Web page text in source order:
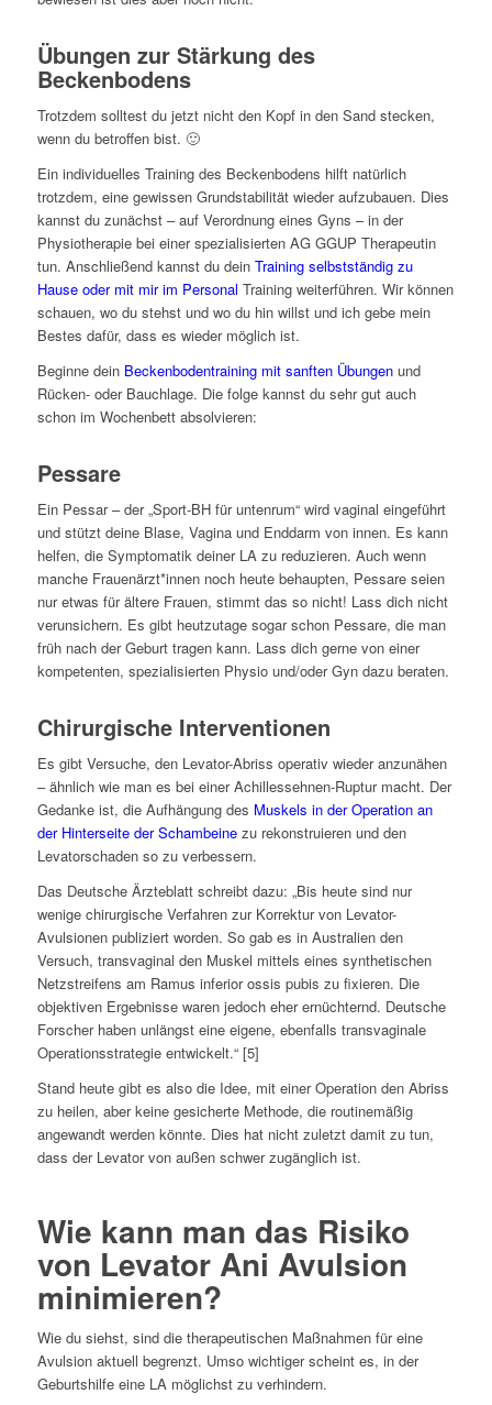
Übungen zur Stärkung des
Beckenbodens
Trotzdem solltest du jetzt nicht den Kopf in den Sand stecken,
wenn du betroffen bist. 🙂
Ein individuelles Training des Beckenbodens hilft natürlich
trotzdem, eine gewissen Grundstabilität wieder aufzubauen. Dies
kannst du zunächst – auf Verordnung eines Gyns – in der
Physiotherapie bei einer spezialisierten AG GGUP Therapeutin
tun. Anschließend kannst du dein Training selbstständig zu
Hause oder mit mir im Personal Training weiterführen. Wir können
schauen, wo du stehst und wo du hin willst und ich gebe mein
Bestes dafür, dass es wieder möglich ist.
Beginne dein Beckenbodentraining mit sanften Übungenund
Rücken- oder Bauchlage. Die folge kannst du sehr gut auch
schon im Wochenbett absolvieren:
Pessare
Ein Pessar – der „Sport-BH für untenrum“ wird vaginal eingeführt
und stützt deine Blase, Vagina und Enddarm von innen. Es kann
helfen, die Symptomatik deiner LA zu reduzieren. Auch wenn
manche Frauenärzt*innen noch heute behaupten, Pessare seien
nur etwas für ältere Frauen, stimmt das so nicht! Lass dich nicht
verunsichern. Es gibt heutzutage sogar schon Pessare, die man
früh nach der Geburt tragen kann. Lass dich gerne von einer
kompetenten, spezialisierten Physio und/oder Gyn dazu beraten.
Chirurgische Interventionen
Es gibt Versuche, den Levator-Abriss operativ wieder anzunähen
– ähnlich wie man es bei einer Achillessehnen-Ruptur macht. Der
Gedanke ist, die Aufhängung des Muskels in der Operation an
der Hinterseite der Schambeinezu rekonstruieren und den
Levatorschaden so zu verbessern.
Das Deutsche Ärzteblatt schreibt dazu: „Bis heute sind nur
wenige chirurgische Verfahren zur Korrektur von Levator-
Avulsionen publiziert worden. So gab es in Australien den
Versuch, transvaginal den Muskel mittels eines synthetischen
Netzstreifens am Ramus inferior ossis pubis zu fixieren. Die
objektiven Ergebnisse waren jedoch eher ernüchternd. Deutsche
Forscher haben unlängst eine eigene, ebenfalls transvaginale
Operationsstrategie entwickelt.“ [5]
Stand heute gibt es also die Idee, mit einer Operation den Abriss
zu heilen, aber keine gesicherte Methode, die routinemäßig
angewandt werden könnte. Dies hat nicht zuletzt damit zu tun,
dass der Levator von außen schwer zugänglich ist.
Wie kann man das Risiko
von Levator Ani Avulsion
minimieren?
Wie du siehst, sind die therapeutischen Maßnahmen für eine
Avulsion aktuell begrenzt. Umso wichtiger scheint es, in der
Geburtshilfe eine LA möglichst zu verhindern.